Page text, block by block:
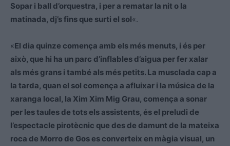
Sopar i ball d’orquestra, i per a rematar la nit o la
matinada, dj’s fins que surti el sol«.
«El dia quinze comença amb els més menuts, i és per
això, que hi ha un parc d’inflables d’aigua per fer xalar
als més grans i també als més petits. La musclada cap a
la tarda, quan el sol comença a afluixar i la música de la
xaranga local, la Xim Xim Mig Grau, comença a sonar
per les taules de tots els assistents, és el preludi de
l’espectacle pirotècnic que des de damunt de la mateixa
roca de Morro de Gos es converteix en màgia visual, un